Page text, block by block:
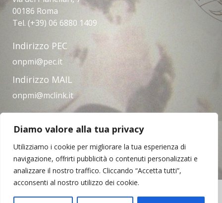
Diamo valore alla tua privacy
Utilizziamo i cookie per migliorare la tua esperienza di
navigazione, offrirti pubblicità o contenuti personalizzati e
analizzare il nostro traffico. Cliccando “Accetta tutti”,
acconsenti al nostro utilizzo dei cookie.
00186 Roma
Tel. (+39) 06 6880 1409
Indirizzo PEC
onpmi@pec.it
Indirizzo MAIL
onpmi@mclink.it
Amministrazione trasparente
Privacy Policy
Note legali
Contatti